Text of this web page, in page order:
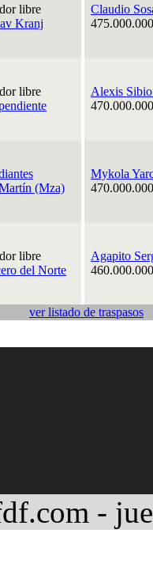
libre
Kranj
Claudio
libre
Alexis
(Mza)
Mykola
libre
del Norte
Agapito
ver listado de traspasos
-